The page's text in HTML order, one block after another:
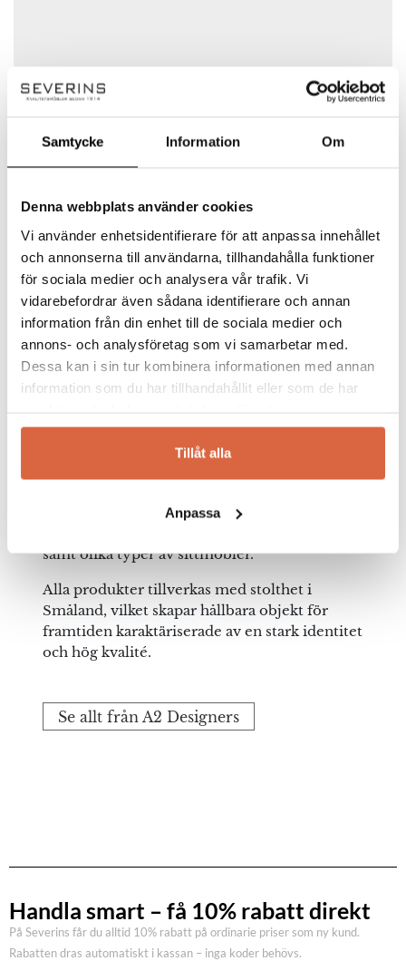
Samtycke Information Om
Denna webbplats använder cookies
Vi använder enhetsidentifierare för att anpassa innehållet
och annonserna till användarna, tillhandahålla funktioner
för sociala medier och analysera vår trafik. Vi
vidarebefordrar även sådana identifierare och annan
information från din enhet till de sociala medier och
annons- och analysföretag som vi samarbetar med.
Dessa kan i sin tur kombinera informationen med annan
information som du har tillhandahållit eller som de har
Tillåt alla
Anpassa
Namn*
Spara mitt namn, min e-postadress och webbplats i
denna webbläsare till nästa gång jag skriver en
kommentar.
A2 Designers
A2 grundades av den ingenjören och
formgivaren Sara Larsson. Med rötterna i
Småland formger och producerar svenska A2
möbler och inredningsdetaljer med
fantasifulla och funktionella möbler. Hos A2
designers möts kreativ design, funktionalitet,
möbeltradition. I kollektionen finns bland
annat den populära serien med A2 skåp
skåpet placeras. De erbjuder även många
samt olika typer av sittmöbler.
Alla produkter tillverkas med stolthet i
Småland, vilket skapar hållbara objekt för
framtiden karaktäriserade av en stark identitet
och hög kvalité.
Se allt från A2 Designers
Handla smart – få 10% rabatt direkt
På Severins får du alltid 10% rabatt på ordinarie priser som ny kund.
Rabatten dras automatiskt i kassan – inga koder behövs.